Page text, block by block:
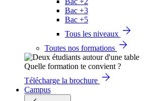
Bac +3
Bac +5
Tous les niveaux
Toutes nos formations
Quelle formation te convient ?
Télécharge la brochure
Campus